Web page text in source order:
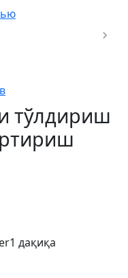
тўлдириш
1 дақиқа